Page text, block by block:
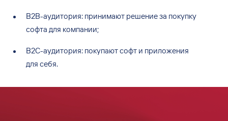
B2B-аудитория: принимают решение за покупку
софта для компании;
B2C-аудитория: покупают софт и приложения
для себя.